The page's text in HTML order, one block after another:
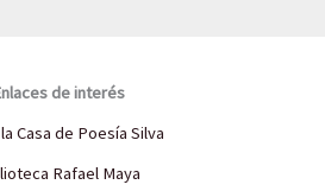
de interés
Casa de Poesía Silva
Rafael Maya